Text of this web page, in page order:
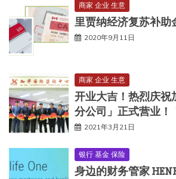
商家 企业 生意
里贾纳经济复苏补助
2020年9月11日
商家 企业 生意
开业大吉！热烈庆祝
分公司」正式营业！
2021年3月21日
银行 基金 保险
身边的财务管家